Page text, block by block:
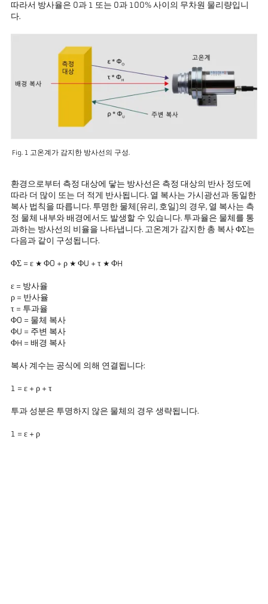
따라서 방사율은 0과 1 또는 0과 100% 사이의 무차원 물리량입니
다.
Fig. 1 고온계가 감지한 방사선의 구성.
환경으로부터 측정 대상에 닿는 방사선은 측정 대상의 반사 정도에
따라 더 많이 또는 더 적게 반사됩니다. 열 복사는 가시광선과 동일한
복사 법칙을 따릅니다. 투명한 물체(유리, 호일)의 경우, 열 복사는 측
정 물체 내부와 배경에서도 발생할 수 있습니다. 투과율은 물체를 통
과하는 방사선의 비율을 나타냅니다. 고온계가 감지한 총 복사 ΦΣ는
다음과 같이 구성됩니다.
ΦΣ = ε * ΦO + ρ * ΦU + τ * ΦH
ε = 방사율
ρ = 반사율
τ = 투과율
ΦO = 물체 복사
ΦU = 주변 복사
ΦH = 배경 복사
복사 계수는 공식에 의해 연결됩니다:
1 = ε + ρ + τ
투과 성분은 투명하지 않은 물체의 경우 생략됩니다.
1 = ε + ρ